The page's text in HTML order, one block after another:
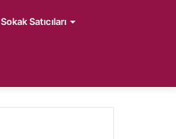
Sokak Satıcıları